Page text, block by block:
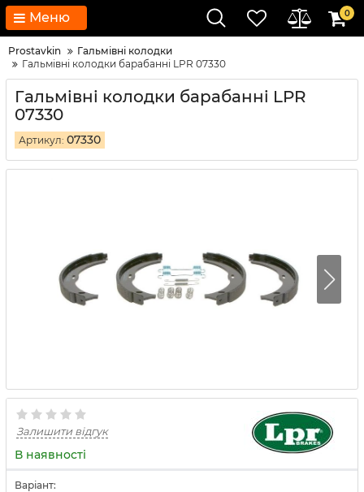
Меню 0
Prostavkin
Гальмівні колодки
Гальмівні колодки барабанні LPR 07330
Гальмівні колодки барабанні LPR
07330
Артикул: 07330
Залишити відгук
В наявності
Варіант: